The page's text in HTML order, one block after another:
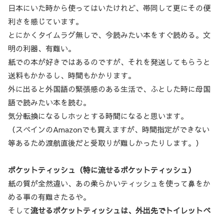
日本にいた時から使ってはいたけれど、帯同して更にその便
利さを感じています。
とにかくタイムラグ無しで、今読みたい本をすぐ読める。文
明の利器、有難い。
紙での本が好きではあるのですが、それを発送してもらうと
送料もかかるし、時間もかかります。
外に出ると外国語の緊張感のある生活で、ふとした時に母国
語で読みたい本を読む。
気分転換になるしホッとする時間になると思います。
（スペインのAmazonでも買えますが、時間指定ができない
等あるため渡航直後だと受取りが難しかったりします。）
ポケットティッシュ（特に流せるポケットティッシュ）
紙の質が全然違い、あの柔らかいティッシュを使って鼻をか
める事の有難さたるや。
そして流せるポケットティッシュは、外出先でトイレットペ